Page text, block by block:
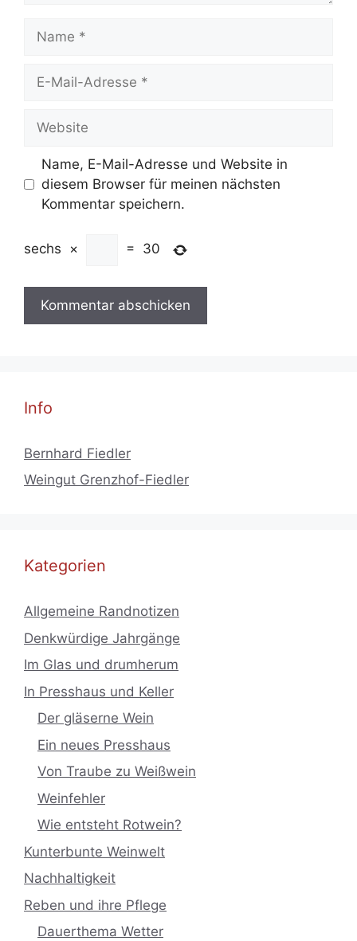
Mail-
Name, E-Mail-Adresse und Website in
diesem Browser für meinen nächsten
Kommentar speichern.
sechs × = 30
Info
Bernhard Fiedler
Weingut Grenzhof-Fiedler
Kategorien
Allgemeine Randnotizen
Denkwürdige Jahrgänge
Im Glas und drumherum
In Presshaus und Keller
Der gläserne Wein
Ein neues Presshaus
Von Traube zu Weißwein
Weinfehler
Wie entsteht Rotwein?
Kunterbunte Weinwelt
Nachhaltigkeit
Reben und ihre Pflege
Dauerthema Wetter